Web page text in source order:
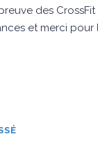
des CrossFit
et merci